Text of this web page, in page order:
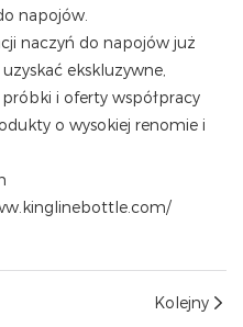
napojów.
naczyń do napojów już
ekskluzywne,
i oferty współpracy
o wysokiej renomie i
Kolejny